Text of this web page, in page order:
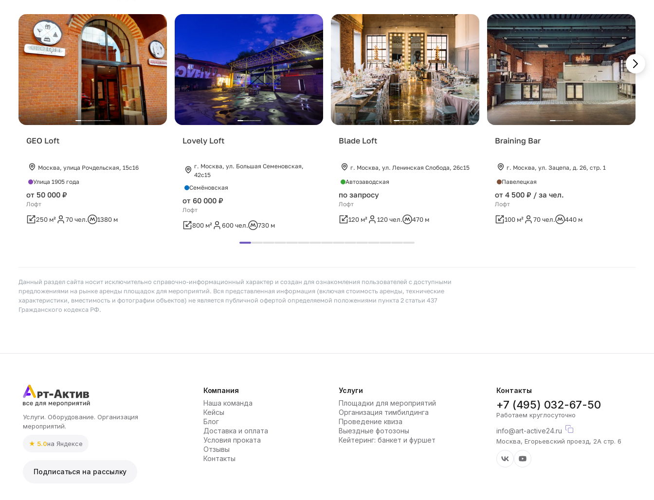
GEO Loft
Москва, улица Рочдельская, 15с16
Улица 1905 года
от 50 000 ₽
Лофт
250 м² 70 чел. 1380 м
Lovely Loft
г. Москва, ул. Большая Семеновская,
42с15
Семёновская
от 60 000 ₽
Лофт
800 м² 600 чел. 730 м
Blade Loft
г. Москва, ул. Ленинская Слобода, 26c15
Автозаводская
по запросу
Лофт
120 м² 120 чел. 470 м
Braining Bar
г. Москва, ул. Зацепа, д. 26, стр. 1
Павелецкая
от 4 500 ₽ / за чел.
Лофт
100 м² 70 чел. 440 м
Данный раздел сайта носит исключительно справочно-информационный характер и создан для ознакомления пользователей с доступными
предложениями на рынке аренды площадок для мероприятий. Вся представленная информация (включая стоимость аренды, технические
характеристики, вместимость и фотографии объектов) не является публичной офертой определяемой положениями пункта 2 статьи 437
Гражданского кодекса РФ.
Услуги. Оборудование. Организация
мероприятий.
★ 5.0на Яндексе
Подписаться на рассылку
Компания
Наша команда
Кейсы
Блог
Доставка и оплата
Условия проката
Отзывы
Контакты
Услуги
Площадки для мероприятий
Организация тимбилдинга
Проведение квиза
Выездные фотозоны
Кейтеринг: банкет и фуршет
Контакты
+7 (495) 032-67-50
Работаем круглосуточно
info@art-active24.ru
Москва, Егорьевский проезд, 2А стр. 6